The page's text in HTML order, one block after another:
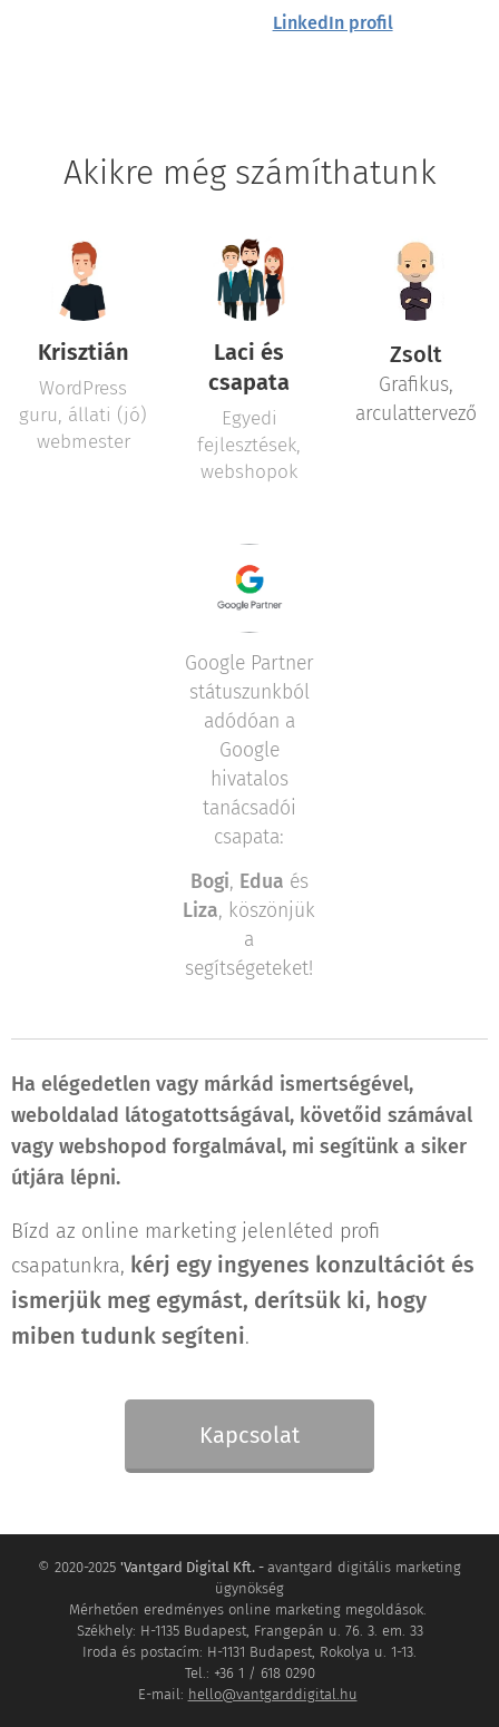
LinkedIn profil
Akikre még számíthatunk
Krisztián
WordPress
guru, állati (jó)
webmester
Laci és
csapata
Egyedi
fejlesztések,
webshopok
Zsolt
Grafikus,
arculattervező
Google Partner
státuszunkból
adódóan a
Google
hivatalos
tanácsadói
csapata:
Bogi, Edua és
Liza, köszönjük
a
segítségeteket!
Ha elégedetlen vagy márkád ismertségével,
weboldalad látogatottságával, követőid számával
vagy webshopod forgalmával, mi segítünk a siker
útjára lépni.
Bízd az online marketing jelenléted profi
csapatunkra, kérj egy ingyenes konzultációt és
ismerjük meg egymást, derítsük ki, hogy
miben tudunk segíteni.
Kapcsolat
© 2020-2025 'Vantgard Digital Kft. - avantgard digitális marketing
ügynökség
Mérhetően eredményes online marketing megoldások.
Székhely: H-1135 Budapest, Frangepán u. 76. 3. em. 33
Iroda és postacím: H-1131 Budapest, Rokolya u. 1-13.
Tel.: +36 1 / 618 0290
E-mail: hello@vantgarddigital.hu